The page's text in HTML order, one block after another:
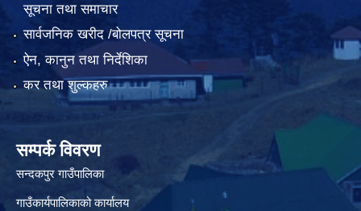
सूचना तथा समाचार
सार्वजनिक खरीद /बोलपत्र सूचना
ऐन, कानुन तथा निर्देशिका
कर तथा शुल्कहरु
सम्पर्क विवरण
सन्दकपुर गाउँपालिका
गाउँकार्यपालिकाको कार्यालय